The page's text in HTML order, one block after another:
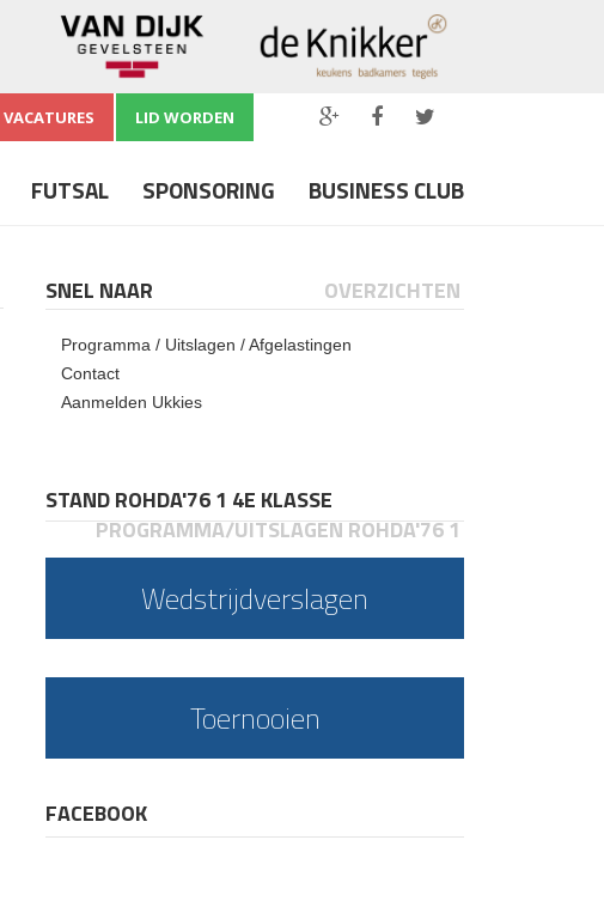
VACATURES LID WORDEN
FUTSAL SPONSORING BUSINESS CLUB
SNEL NAAR OVERZICHTEN
Programma / Uitslagen / Afgelastingen
Contact
Aanmelden Ukkies
STAND ROHDA'76 1 4E KLASSE
PROGRAMMA/UITSLAGEN ROHDA'76 1
Wedstrijdverslagen
Toernooien
FACEBOOK